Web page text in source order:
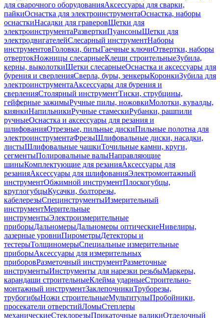
для сварочного оборудованияАксессуары для сварки,
пайкиОснастка для электроинструментаОснастка, наборы
оснасткиНасадки для граверовЩетки для
электроинструментаРазверткиПуансоныЩетки для
электродвигателейСлесарный инструментНаборы
инструментовГоловки, битыГаечные ключиОтвертки, наборы
отвертокНожницы слесарныеКлещи строительныеЗубила,
керны, выколоткиЩетки слесарныеОснастка и аксессуары для
бурения и сверленияСверла, буры, зенкерыКоронкиЗубила для
электроинструментаАксессуары для бурения и
сверленияСтолярный инструментТиски, струбцины,
гейферные зажимыРучные пилы, ножовкиМолотки, кувалды,
киянкиНапильникиРучные стамескиРубанки, рашпили
ручныеОснастка и аксессуары для резания и
шлифованияОтрезные, пильные дискиПильные полотна для
электроинструментаФрезыШлифовальные диски, насадки,
листыШлифовальные чашкиТочильные камни, круги,
сегментыПолировальные валыНаправляющие
шиныКомплектующие для резанияАксессуары для
резанияАксессуары для шлифованияЭлектромонтажный
инструментОбжимной инструментПлоскогубцы,
круглогубцыКусачки, болторезы,
кабелерезыСпецинструментыИзмерительный
инструментМерительные
инструментыЭлектроизмерительные
приборыДальномерыДальномеры оптическиеНивелиры,
лазерные уровниПирометрыДетекторы и
тестерыТолщиномерыСпециальные измерительные
приборыАксессуары для измерительных
приборовРазметочный инструментРазметочные
инструментыИнструменты для нарезки резьбыМаркеры,
карандаши строительныеКлейма ударныеСтроительно-
монтажный инструментЗаклепочникиТруборезы,
трубогибыНожи строительныеМультитулыПробойники,
просекатели отверстийЛомыСтеплеры
механическиеСтеклорезыПрикаточные валикиОтделочный